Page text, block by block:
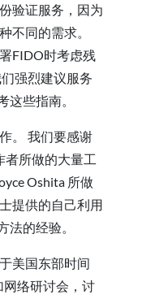
验证服务，因为
不同的需求。
FIDO时考虑残
强烈建议服务
这些指南。
。 我们要感谢
者所做的大量工
Oshita 所做
提供的自己利用
法的经验。
美国东部时间
网络研讨会，讨